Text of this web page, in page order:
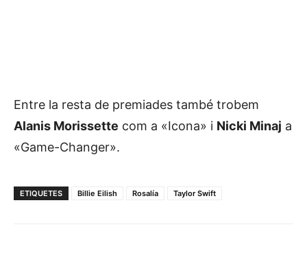
Entre la resta de premiades també trobem
Alanis Morissette com a «Icona» i Nicki Minaj a
«Game-Changer».
ETIQUETES Billie Eilish Rosalía Taylor Swift